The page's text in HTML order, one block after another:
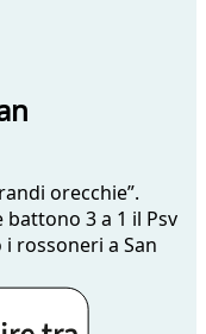
orecchie”.
3 a 1 il Psv
rossoneri a San